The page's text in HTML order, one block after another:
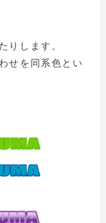
りします。
せを同系色とい